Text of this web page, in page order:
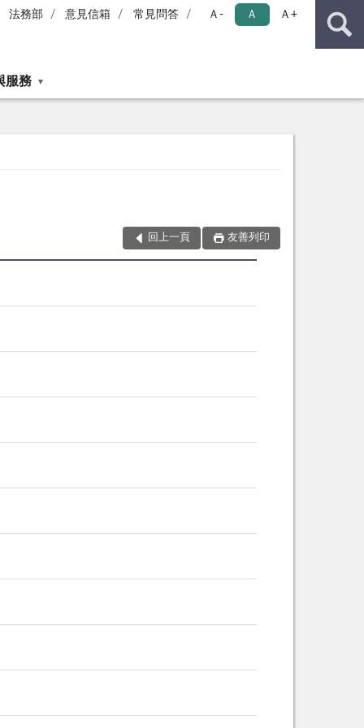
法務部 意見信箱 常見問答 Ａ- Ａ Ａ+
服務
回上一頁 友善列印